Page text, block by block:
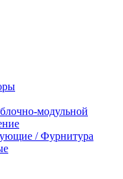
модульной
/ Фурнитура